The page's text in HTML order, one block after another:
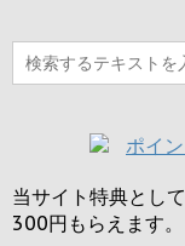
当サイト特典として
300円 もらえます。